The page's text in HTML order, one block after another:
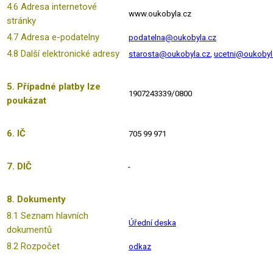
4.6 Adresa internetové
stránky
www.oukobyla.cz
4.7 Adresa e-podatelny podatelna@oukobyla.cz
4.8 Další elektronické adresy starosta@oukobyla.cz
5. Případné platby lze
poukázat
1907243339/0800
6. IČ 705 99 971
7. DIČ -
8. Dokumenty
8.1 Seznam hlavních
dokumentů
Úřední deska
8.2 Rozpočet odkaz